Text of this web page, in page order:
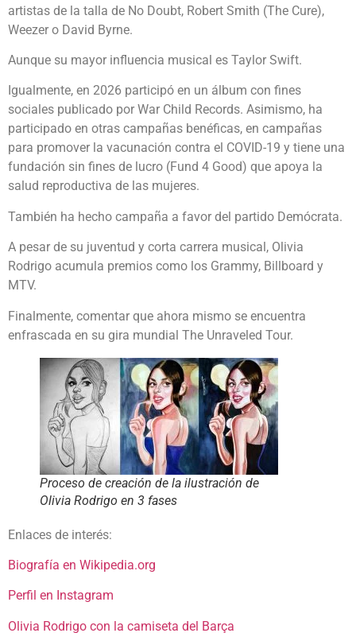
artistas de la talla de No Doubt, Robert Smith (The Cure),
Weezer o David Byrne.
Aunque su mayor influencia musical es Taylor Swift.
Igualmente, en 2026 participó en un álbum con fines
sociales publicado por War Child Records. Asimismo, ha
participado en otras campañas benéficas, en campañas
para promover la vacunación contra el COVID-19 y tiene una
fundación sin fines de lucro (Fund 4 Good) que apoya la
salud reproductiva de las mujeres.
También ha hecho campaña a favor del partido Demócrata.
A pesar de su juventud y corta carrera musical, Olivia
Rodrigo acumula premios como los Grammy, Billboard y
MTV.
Finalmente, comentar que ahora mismo se encuentra
enfrascada en su gira mundial The Unraveled Tour.
Proceso de creación de la ilustración de
Olivia Rodrigo en 3 fases
Enlaces de interés:
Biografía en Wikipedia.org
Perfil en Instagram
Olivia Rodrigo con la camiseta del Barça